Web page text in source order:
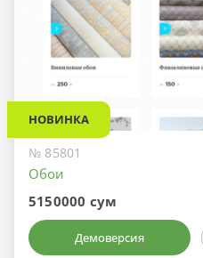
НОВИНКА
№ 85801
Обои
5150000 сум
Демоверсия